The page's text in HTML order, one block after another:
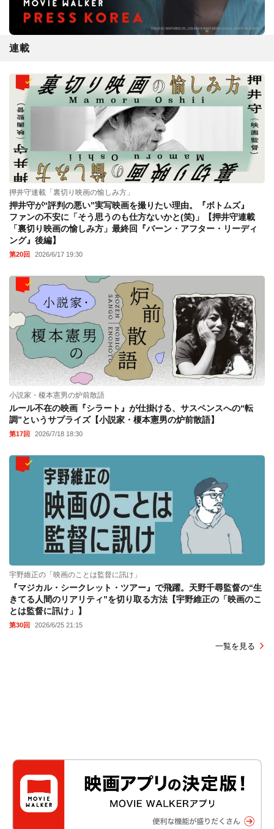
連載
押井守連載「裏切り映画の愉しみ方」
押井守が“評判の悪い”実写映画を撮りたい理由。『ボトムズ』
ファンの不安に「そう思うのも仕方ないかと(笑)」【押井守連載
「裏切り映画の愉しみ方」最終回『バーン・アフター・リーディ
ング』後編】
第20回 2026/6/17 19:30
小説家・榎本憲男の炉前散語
ルール不在の映画『シラート』が仕掛ける、サスペンスへの“転
調”というサプライズ【小説家・榎本憲男の炉前散語】
第17回 2026/7/18 18:30
宇野維正の「映画のことは監督に訊け」
『マジカル・シークレット・ツアー』で飛躍。天野千尋監督の“生
きてる人間のリアリティ”を切り取る方法【宇野維正の「映画のこ
とは監督に訊け」】
第30回 2026/6/25 21:15
一覧を見る